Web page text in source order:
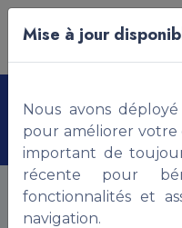
Annonces sur
Mise à jour
Nous avons
pour améliorer votre
important de
récente pour
fonctionnalités et
navigation.